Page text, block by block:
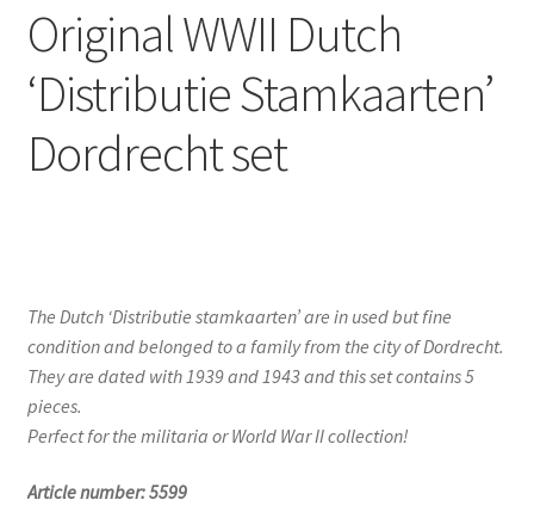
Original WWII Dutch
‘Distributie Stamkaarten’
Dordrecht set
The Dutch ‘Distributie stamkaarten’ are in used but fine
condition and belonged to a family from the city of Dordrecht.
They are dated with 1939 and 1943 and this set contains 5
pieces.
Perfect for the militaria or World War II collection!
Article number: 5599